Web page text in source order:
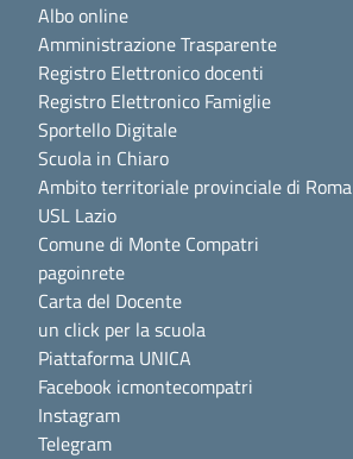
Albo online
Amministrazione Trasparente
Registro Elettronico docenti
Registro Elettronico Famiglie
Sportello Digitale
Scuola in Chiaro
Ambito territoriale provinciale di Roma
USL Lazio
Comune di Monte Compatri
pagoinrete
Carta del Docente
un click per la scuola
Piattaforma UNICA
Facebook icmontecompatri
Instagram
Telegram